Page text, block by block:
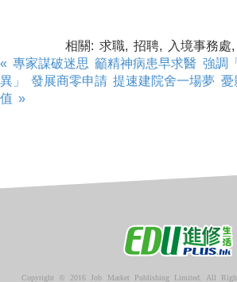
相關: 求職, 招聘, 入境事務處
« 專家謀破迷思 籲精神病患早求醫 強調
異」
發展商零申請 提速建院舍一場夢 憂
值 »
Copyright © 2016 Job Market Publishing Limited. All